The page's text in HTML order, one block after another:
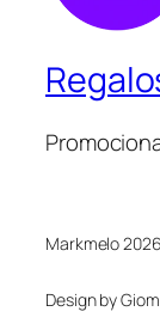
Markmelo
Design by